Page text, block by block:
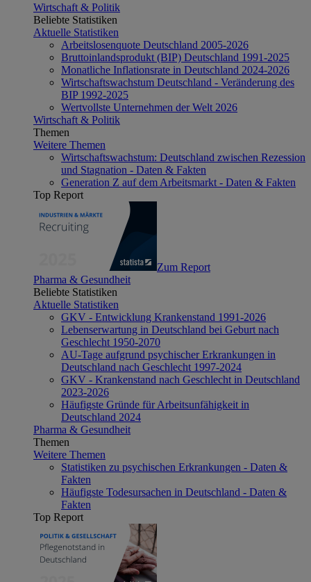
Wirtschaft & Politik
Beliebte Statistiken
Aktuelle Statistiken
Arbeitslosenquote Deutschland 2005-2026
Bruttoinlandsprodukt (BIP) Deutschland 1991-2025
Monatliche Inflationsrate in Deutschland 2024-2026
Wirtschaftswachstum Deutschland - Veränderung des
BIP 1992-2025
Wertvollste Unternehmen der Welt 2026
Wirtschaft & Politik
Themen
Weitere Themen
Wirtschaftswachstum: Deutschland zwischen Rezession
und Stagnation - Daten & Fakten
Generation Z auf dem Arbeitsmarkt - Daten & Fakten
Top Report
Zum Report
Pharma & Gesundheit
Beliebte Statistiken
Aktuelle Statistiken
GKV - Entwicklung Krankenstand 1991-2026
Lebenserwartung in Deutschland bei Geburt nach
Geschlecht 1950-2070
AU-Tage aufgrund psychischer Erkrankungen in
Deutschland nach Geschlecht 1997-2024
GKV - Krankenstand nach Geschlecht in Deutschland
2023-2026
Häufigste Gründe für Arbeitsunfähigkeit in
Deutschland 2024
Pharma & Gesundheit
Themen
Weitere Themen
Statistiken zu psychischen Erkrankungen - Daten &
Fakten
Häufigste Todesursachen in Deutschland - Daten &
Fakten
Top Report